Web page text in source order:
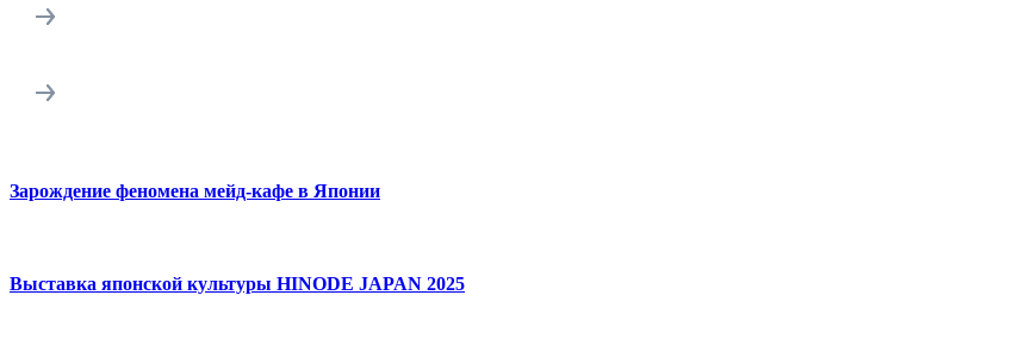
Зарождение феномена мейд-кафе в Японии
Выставка японской культуры HINODE JAPAN 2025